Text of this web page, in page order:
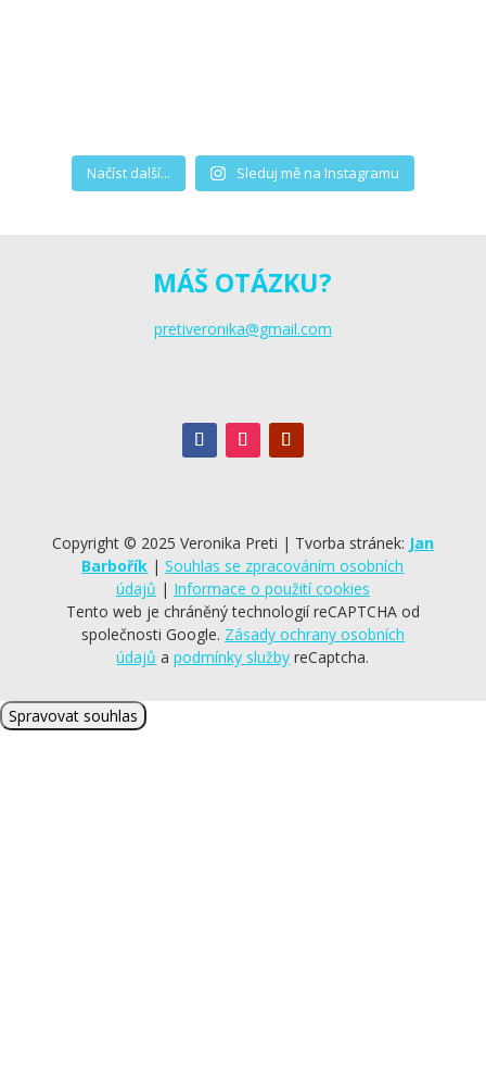
Načíst další... Sleduj mě na Instagramu
MÁŠ OTÁZKU?
pretiveronika@gmail.com
Copyright © 2025 Veronika Preti | Tvorba stránek: Jan
Barbořík |Souhlas se zpracováním osobních
údajů | Informace o použití cookies
Tento web je chráněný technologií reCAPTCHA od
společnosti Google. Zásady ochrany osobních
údajů apodmínky služby reCaptcha.
Spravovat souhlas